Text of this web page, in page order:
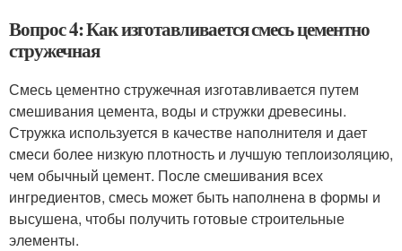
Вопрос 4: Как изготавливается смесь цементно
стружечная
Смесь цементно стружечная изготавливается путем
смешивания цемента, воды и стружки древесины.
Стружка используется в качестве наполнителя и дает
смеси более низкую плотность и лучшую теплоизоляцию,
чем обычный цемент. После смешивания всех
ингредиентов, смесь может быть наполнена в формы и
высушена, чтобы получить готовые строительные
элементы.